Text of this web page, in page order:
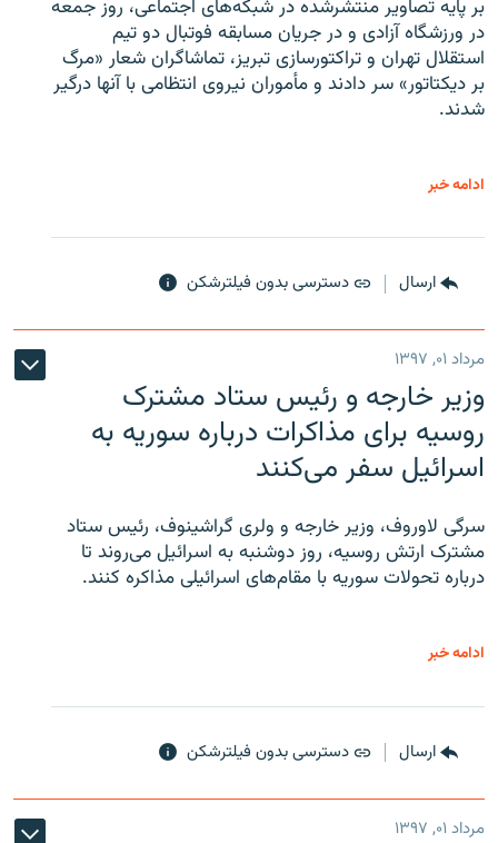
بر پایه تصاویر منتشرشده در شبکه‌های اجتماعی، روز جمعه
در ورزشگاه آزادی و در جریان مسابقه فوتبال دو تیم
استقلال تهران و تراکتورسازی تبریز، تماشاگران شعار «مرگ
بر دیکتاتور» سر دادند و مأموران نیروی انتظامی با آنها درگیر
شدند.
ادامه خبر
ارسال دسترسی بدون فیلترشکن
مرداد ۰۱, ۱۳۹۷
وزیر خارجه و رئیس‌ ستاد مشترک
روسیه برای مذاکرات درباره سوریه به
اسرائیل سفر می‌کنند
سرگی لاوروف، وزیر خارجه و ولری گراشینوف، رئیس ستاد
مشترک ارتش روسیه، روز دوشنبه به اسرائیل می‌روند تا
درباره تحولات سوریه با مقام‌های اسرائیلی مذاکره کنند.
ادامه خبر
ارسال دسترسی بدون فیلترشکن
مرداد ۰۱, ۱۳۹۷